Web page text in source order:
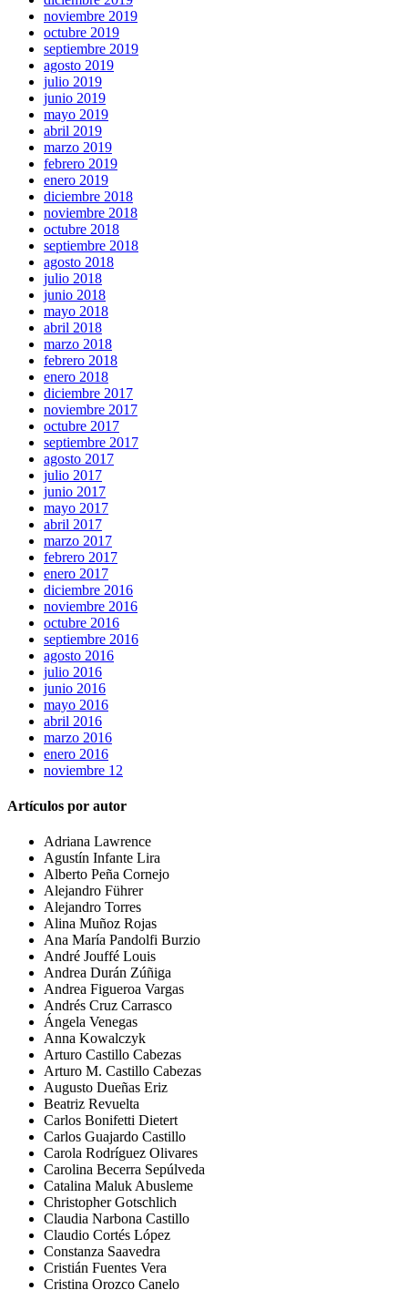
noviembre 2019
octubre 2019
septiembre 2019
agosto 2019
julio 2019
junio 2019
mayo 2019
abril 2019
marzo 2019
febrero 2019
enero 2019
diciembre 2018
noviembre 2018
octubre 2018
septiembre 2018
agosto 2018
julio 2018
junio 2018
mayo 2018
abril 2018
marzo 2018
febrero 2018
enero 2018
diciembre 2017
noviembre 2017
octubre 2017
septiembre 2017
agosto 2017
julio 2017
junio 2017
mayo 2017
abril 2017
marzo 2017
febrero 2017
enero 2017
diciembre 2016
noviembre 2016
octubre 2016
septiembre 2016
agosto 2016
julio 2016
junio 2016
mayo 2016
abril 2016
marzo 2016
enero 2016
noviembre 12
Artículos por autor
Adriana Lawrence
Agustín Infante Lira
Alberto Peña Cornejo
Alejandro Führer
Alejandro Torres
Alina Muñoz Rojas
Ana María Pandolfi Burzio
André Jouffé Louis
Andrea Durán Zúñiga
Andrea Figueroa Vargas
Andrés Cruz Carrasco
Ángela Venegas
Anna Kowalczyk
Arturo Castillo Cabezas
Arturo M. Castillo Cabezas
Augusto Dueñas Eriz
Beatriz Revuelta
Carlos Bonifetti Dietert
Carlos Guajardo Castillo
Carola Rodríguez Olivares
Carolina Becerra Sepúlveda
Catalina Maluk Abusleme
Christopher Gotschlich
Claudia Narbona Castillo
Claudio Cortés López
Constanza Saavedra
Cristián Fuentes Vera
Cristina Orozco Canelo